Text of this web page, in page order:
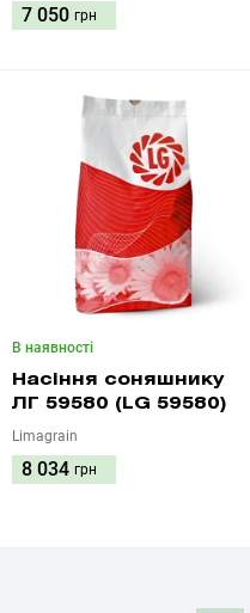
7 050 грн
В наявності
Насіння соняшнику
ЛГ 59580 (LG 59580)
Limagrain
8 034 грн